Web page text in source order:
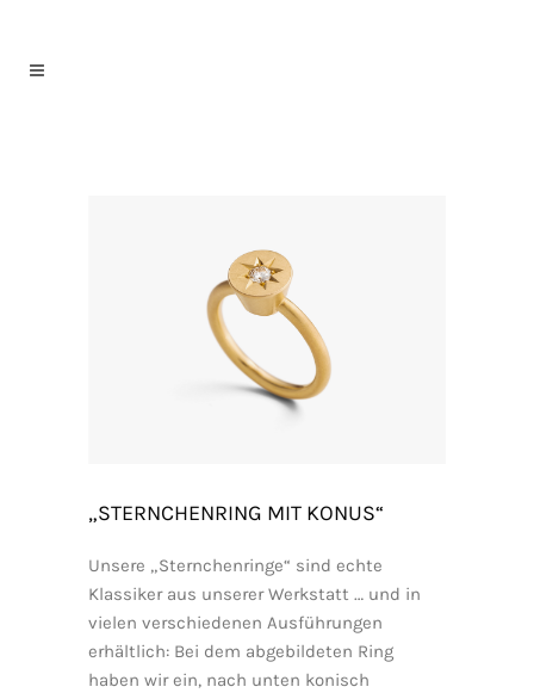
„STERNCHENRING MIT KONUS“
Unsere „Sternchenringe“ sind echte
Klassiker aus unserer Werkstatt … und in
vielen verschiedenen Ausführungen
erhältlich: Bei dem abgebildeten Ring
haben wir ein, nach unten konisch